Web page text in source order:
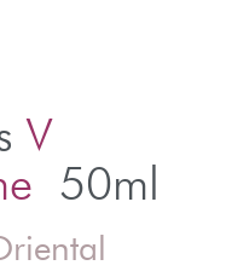
V
50ml